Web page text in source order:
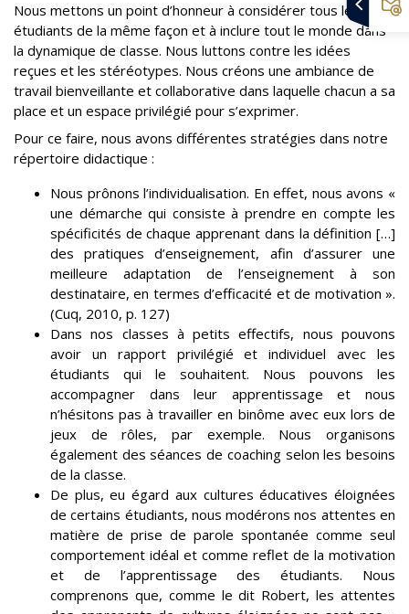
Nous mettons un point d’honneur à considérer tous les
étudiants de la même façon et à inclure tout le monde dans
la dynamique de classe. Nous luttons contre les idées
reçues et les stéréotypes. Nous créons une ambiance de
travail bienveillante et collaborative dans laquelle chacun a sa
place et un espace privilégié pour s’exprimer.
Pour ce faire, nous avons différentes stratégies dans notre
répertoire didactique :
Nous prônons l’individualisation. En effet, nous avons «
une démarche qui consiste à prendre en compte les
spécificités de chaque apprenant dans la définition […]
des pratiques d’enseignement, afin d’assurer une
meilleure adaptation de l’enseignement à son
destinataire, en termes d’efficacité et de motivation ».
(Cuq, 2010, p. 127)
Dans nos classes à petits effectifs, nous pouvons
avoir un rapport privilégié et individuel avec les
étudiants qui le souhaitent. Nous pouvons les
accompagner dans leur apprentissage et nous
n’hésitons pas à travailler en binôme avec eux lors de
jeux de rôles, par exemple. Nous organisons
également des séances de coaching selon les besoins
de la classe.
De plus, eu égard aux cultures éducatives éloignées
de certains étudiants, nous modérons nos attentes en
matière de prise de parole spontanée comme seul
comportement idéal et comme reflet de la motivation
et de l’apprentissage des étudiants. Nous
comprenons que, comme le dit Robert, les attentes